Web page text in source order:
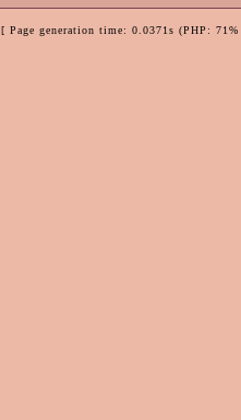
[ Page generation time: 0.0371s (PHP: